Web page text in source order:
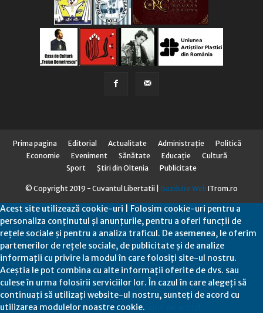
Prima pagina Editorial Actualitate Administraţie
Politică
Economie
Eveniment Sănătate Educaţie
Cultură
Sport
Știri din Oltenia Publicitate
© Copyright 2019 - Cuvantul Libertatii | Gazduire Web ITrom.ro
Acest site utilizează cookie-uri | Folosim cookie-uri pentru a
personaliza conținutul și anunțurile, pentru a oferi funcții de
rețele sociale și pentru a analiza traficul. De asemenea, le oferim
partenerilor de rețele sociale, de publicitate și de analize
informații cu privire la modul în care folosiți site-ul nostru.
Aceștia le pot combina cu alte informații oferite de dvs. sau
culese în urma folosirii serviciilor lor. În cazul în care alegeți să
continuați să utilizați website-ul nostru, sunteți de acord cu
utilizarea modulelor noastre cookie.